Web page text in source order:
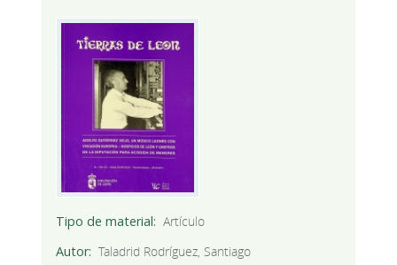
Tipo de material
Artículo
Autor
Taladrid Rodríguez, Santiago